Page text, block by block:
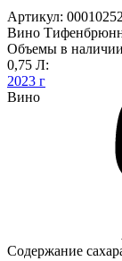
Артикул: 00010252
Вино
Объемы в
0,75 Л:
2023 г
Вино
Содержание